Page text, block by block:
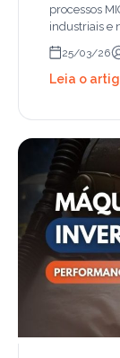
processos
industriais e
25/03/26
Leia o